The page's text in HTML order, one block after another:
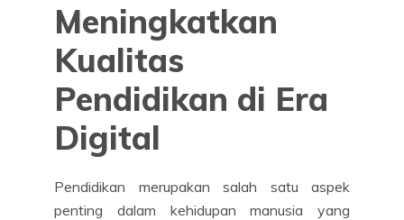
Meningkatkan
Kualitas
Pendidikan di Era
Digital
Pendidikan merupakan salah satu aspek
penting dalam kehidupan manusia yang